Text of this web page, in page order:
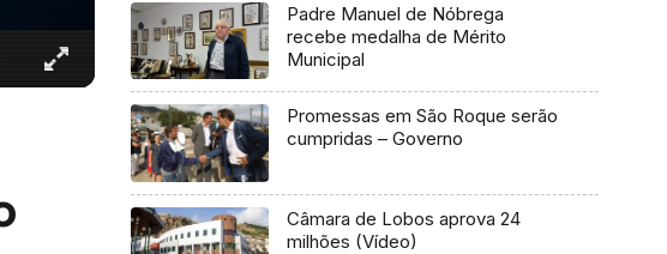
Padre Manuel de Nóbrega
recebe medalha de Mérito
Municipal
Promessas em São Roque serão
cumpridas – Governo
Câmara de Lobos aprova 24
milhões (Vídeo)